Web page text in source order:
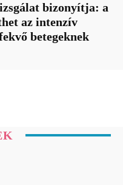
bizonyítja: a
az intenzív
betegeknek